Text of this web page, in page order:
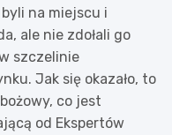
na miejscu i
ale nie zdołali go
szczelinie
Jak się okazało, to
co jest
od Ekspertów